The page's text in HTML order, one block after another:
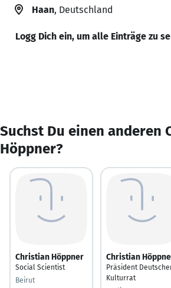
Haan, Deutschland
Logg Dich ein, um alle Einträge zu
Suchst Du einen anderen
Höppner?
Christian Höppner
Social Scientist
Beirut
Christian
Präsident
Kulturrat